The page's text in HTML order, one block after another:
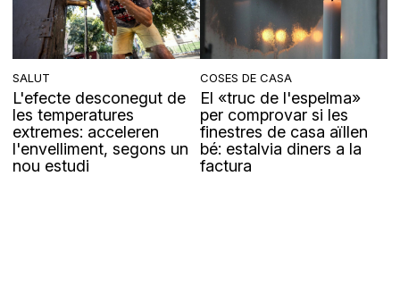
SALUT
L'efecte desconegut de
les temperatures
extremes: acceleren
l'envelliment, segons un
nou estudi
COSES DE CASA
El «truc de l'espelma»
per comprovar si les
finestres de casa aïllen
bé: estalvia diners a la
factura